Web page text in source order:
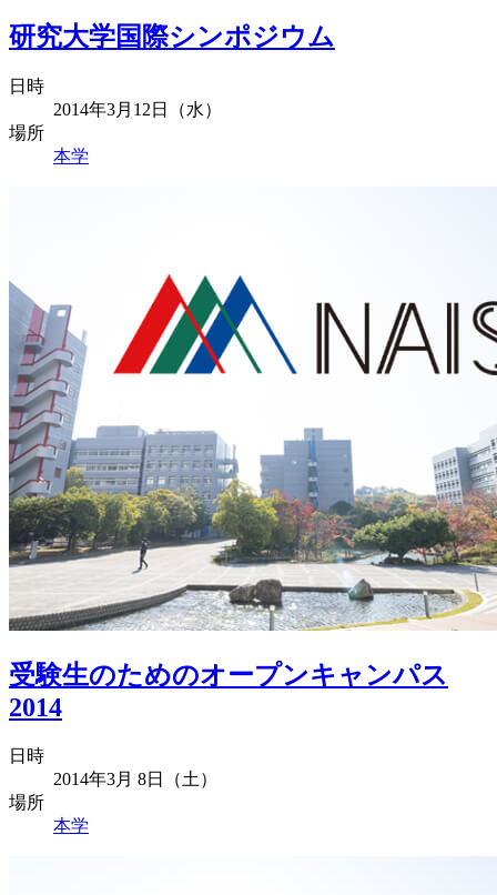
研究大学国際シンポジウム
日時
2014年3月12日（水）
場所
本学
受験生のためのオープンキャンパス
2014
日時
2014年3月 8日（土）
場所
本学